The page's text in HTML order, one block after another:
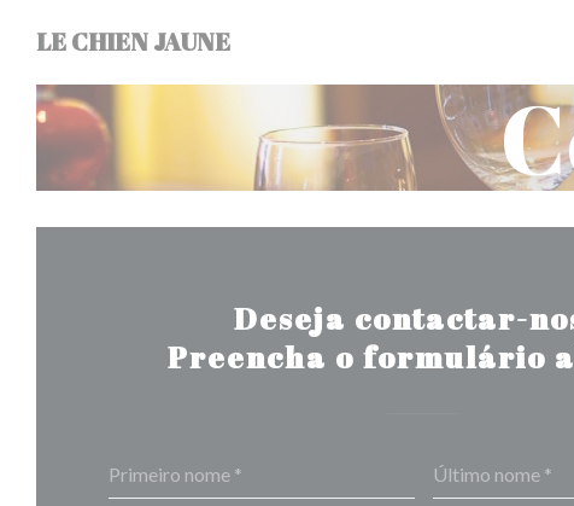
LE CHIEN JAUNE
Deseja contactar-
Preencha o formulário